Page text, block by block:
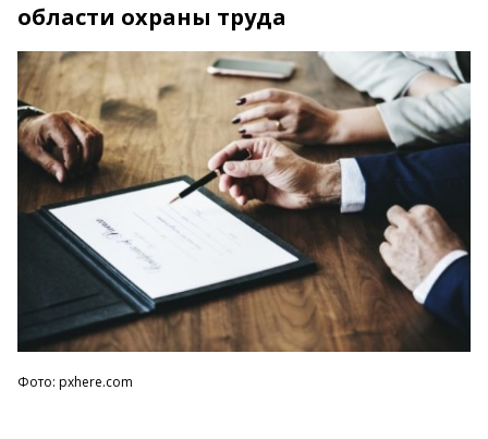
области охраны труда
Фото: pxhere.com